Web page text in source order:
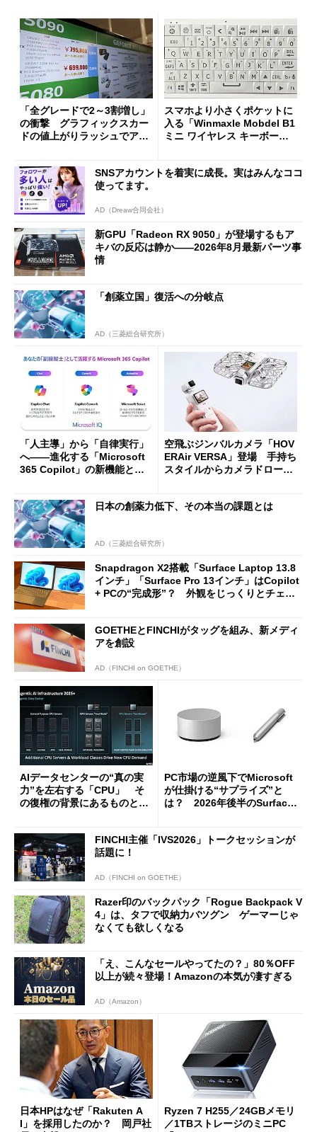
「全グレードで2～3割増し」
の衝撃 グラフィックスカー
ドの値上がりラッシュでアキ
スマホより小さくポケットに
入る「Winmaxle Mobdel B1
ミニ ワイヤレス キーボー
SNSアカウントを着実に成長。実はみんなココ
使ってます。
AD（Dreaw合同会社）
新GPU「Radeon RX 9050」が登場するもア
キバの反応は静か――2026年8月最新パーツ事
情
「創薬立国」復活への分岐点
AD（三菱総合研究所）
「人主導」から「自律実行」
へ――進化する「Microsoft
365 Copilot」の新機能とエ
空飛ぶジンバルカメラ「HOV
ERAir VERSA」登場 手持ち
スタイルからカメラドローン
日本の創薬力低下、その本当の課題とは
AD（三菱総合研究所）
Snapdragon X2搭載「Surface Laptop 13.8
インチ」「Surface Pro 13インチ」はCopilot
+ PCの“完成形”？ 外観をじっくりとチェッ
GOETHEとFINCHIがタッグを組み、新メディ
アを創設
AD（FINCHI on GOETHE）
AIデータセンターの“真の実
力”を左右する「CPU」 そ
の復権の背景にあるものと
PC市場の逆風下でMicrosoft
が仕掛ける“サプライズ”と
は？ 2026年後半のSurface
FINCHI主催「IVS2026」トークセッションが
話題に！
AD（FINCHI on GOETHE）
Razer印のバックパック「Rogue Backpack V
4」は、タフで収納力バツグン ゲーマーじゃ
なくても欲しくなる
「え、こんなセールやってたの？」80％OFF
以上が続々登場！Amazonの本気が凄すぎる
AD（Amazon）
日本HPはなぜ「Rakuten A
I」を採用したのか？ 岡戸社
Ryzen 7 H255／24GBメモリ
／1TBストレージのミニPC